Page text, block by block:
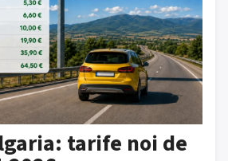
tarife noi de